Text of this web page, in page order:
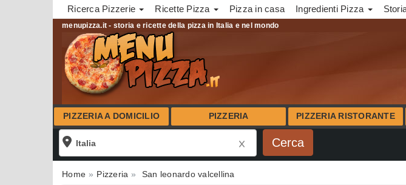
Ricerca Pizzerie Ricette Pizza Pizza in casa Ingredienti Pizza
menupizza.it - storia e ricette della pizza in Italia e nel mondo
PIZZERIA A DOMICILIO PIZZERIA PIZZERIA RISTORANTE
Home Pizzeria San leonardo valcellina